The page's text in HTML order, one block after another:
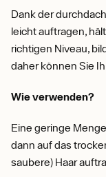
Dank der
leicht auftragen,
richtigen Niveau,
daher können Sie
Wie verwenden?
Eine geringe
dann auf das
saubere) Haar